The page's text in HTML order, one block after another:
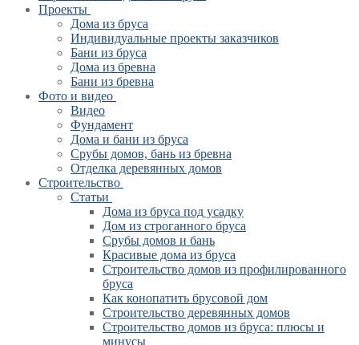
Проекты
Дома из бруса
Индивидуальные проекты заказчиков
Бани из бруса
Дома из бревна
Бани из бревна
Фото и видео
Видео
Фундамент
Дома и бани из бруса
Срубы домов, бань из бревна
Отделка деревянных домов
Строительство
Статьи
Дома из бруса под усадку
Дом из строганного бруса
Срубы домов и бань
Красивые дома из бруса
Строительство домов из профилированного
бруса
Как конопатить брусовой дом
Строительство деревянных домов
Строительство домов из бруса: плюсы и
минусы